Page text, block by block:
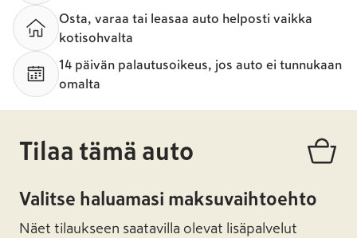
Osta, varaa tai leasaa auto helposti vaikka
kotisohvalta
14 päivän palautusoikeus, jos auto ei tunnukaan
omalta
Tilaa tämä auto
Valitse haluamasi maksuvaihtoehto
Näet tilaukseen saatavilla olevat lisäpalvelut